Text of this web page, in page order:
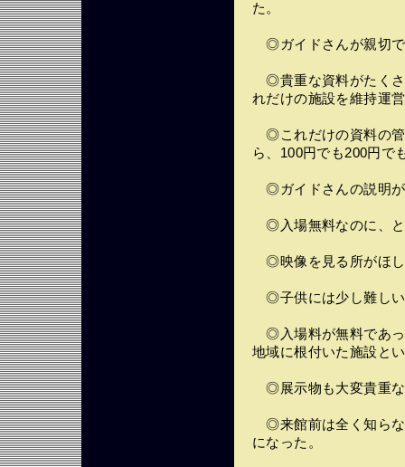
た。
◎ガイドさんが親切で
◎貴重な資料がたくさ
れだけの施設を維持運
◎これだけの資料の管
ら、100円でも200円で
◎ガイドさんの説明が
◎入場無料なのに、と
◎映像を見る所がほ
◎子供には少し難しい
◎入場料が無料であっ
地域に根付いた施設と
◎展示物も大変貴重な
◎来館前は全く知らな
になった。